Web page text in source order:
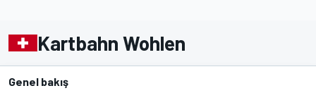
Kartbahn Wohlen
Genel bakış